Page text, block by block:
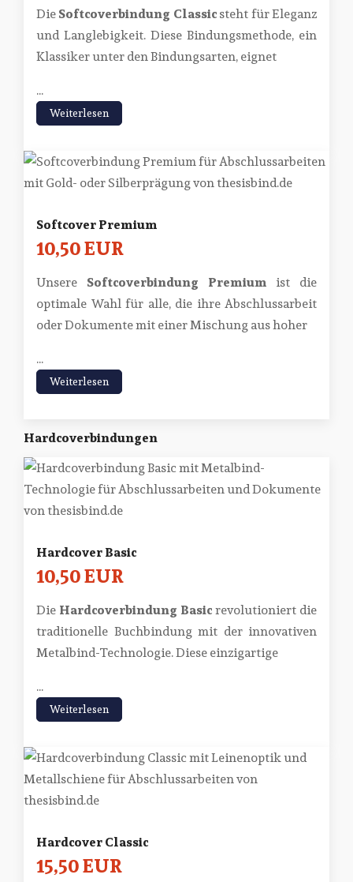
DieSoftcoverbindung Classicsteht für Eleganz
und Langlebigkeit. Diese Bindungsmethode, ein
Klassiker unter den Bindungsarten, eignet
...
Weiterlesen
Softcover Premium
10,50 EUR
Unsere Softcoverbindung Premium ist die
optimale Wahl für alle, die ihre Abschlussarbeit
oder Dokumente mit einer Mischung aus hoher
...
Weiterlesen
Hardcoverbindungen
Hardcover Basic
10,50 EUR
Die Hardcoverbindung Basicrevolutioniert die
traditionelle Buchbindung mit der innovativen
Metalbind-Technologie. Diese einzigartige
...
Weiterlesen
Hardcover Classic
15,50 EUR